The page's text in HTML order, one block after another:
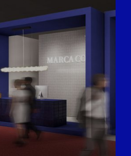
information that you’ve
collected from your use